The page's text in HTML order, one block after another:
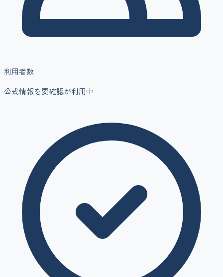
利用者数
公式情報を要確認が利用中